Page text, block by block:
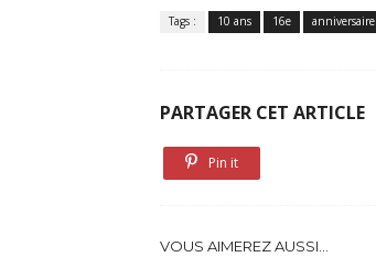
Tags : 10 ans 16e anniversaire
PARTAGER CET ARTICLE
Pin it
VOUS AIMEREZ AUSSI...